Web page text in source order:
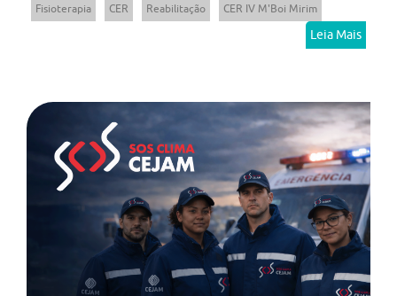
Fisioterapia
CER Reabilitação CER IV M'Boi Mirim
Leia Mais